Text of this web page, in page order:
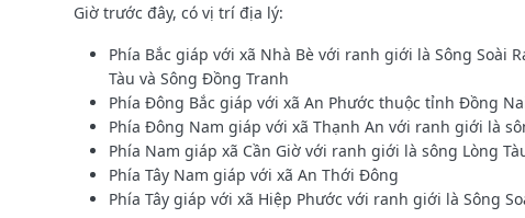
Giờ trước đây, có vị trí địa lý:
Phía Bắc giáp với xã Nhà Bè với ranh giới là Sông
Tàu và Sông Đồng Tranh
Phía Đông Bắc giáp với xã An Phước thuộc tỉnh Đồng
Phía Đông Nam giáp với xã Thạnh An với ranh giới là
Phía Nam giáp xã Cần Giờ với ranh giới là sông Lòng
Phía Tây Nam giáp với xã An Thới Đông
Phía Tây giáp với xã Hiệp Phước với ranh giới là Sông